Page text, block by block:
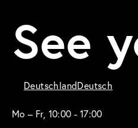
See
DeutschlandDeutsch
Mo – Fr, 10:00 - 17:00